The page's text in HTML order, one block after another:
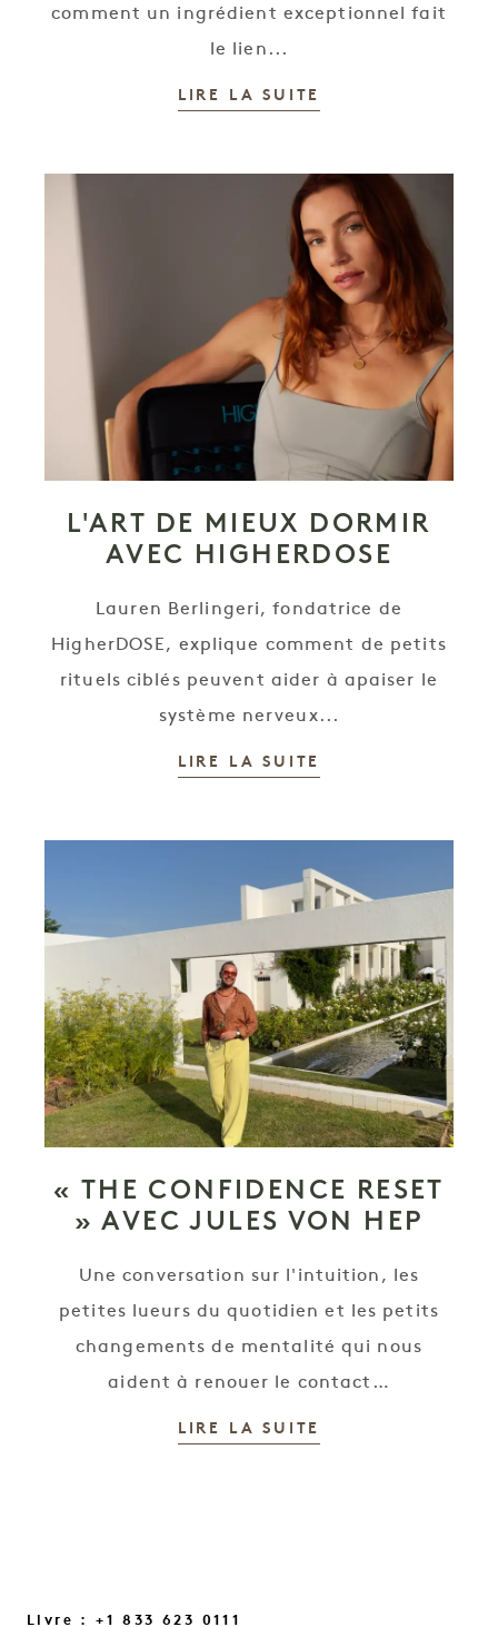
comment un ingrédient exceptionnel fait
le lien...
LIRE LA SUITE
L'ART DE MIEUX DORMIR
AVEC HIGHERDOSE
Lauren Berlingeri, fondatrice de
HigherDOSE, explique comment de petits
rituels ciblés peuvent aider à apaiser le
système nerveux...
LIRE LA SUITE
« THE CONFIDENCE RESET
» AVEC JULES VON HEP
Une conversation sur l'intuition, les
petites lueurs du quotidien et les petits
changements de mentalité qui nous
aident à renouer le contact…
LIRE LA SUITE
Livre : +1 833 623 0111